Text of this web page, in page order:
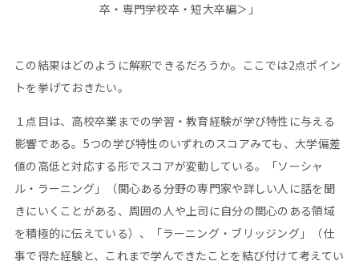
卒・専門学校卒・短大卒編＞」
この結果はどのように解釈できるだろうか。ここでは2点ポイン
トを挙げておきたい。
１点目は、高校卒業までの学習・教育経験が学び特性に与える
影響である。5つの学び特性のいずれのスコアみても、大学偏差
値の高低と対応する形でスコアが変動している。「ソーシャ
ル・ラーニング」（関心ある分野の専門家や詳しい人に話を聞
きにいくことがある、周囲の人や上司に自分の関心のある領域
を積極的に伝えている）、「ラーニング・ブリッジング」（仕
事で得た経験と、これまで学んできたことを結び付けて考えてい